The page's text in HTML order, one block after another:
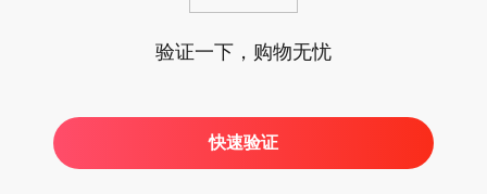
验证一下，购物无忧
快速验证